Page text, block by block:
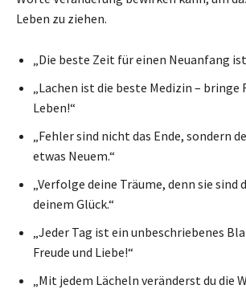
Leben zu ziehen.
„Die beste Zeit für einen Neuanfang
„Lachen ist die beste Medizin – bringe
Leben!“
„Fehler sind nicht das Ende, sondern
etwas Neuem.“
„Verfolge deine Träume, denn sie sind
deinem Glück.“
„Jeder Tag ist ein unbeschriebenes
Freude und Liebe!“
„Mit jedem Lächeln veränderst du die